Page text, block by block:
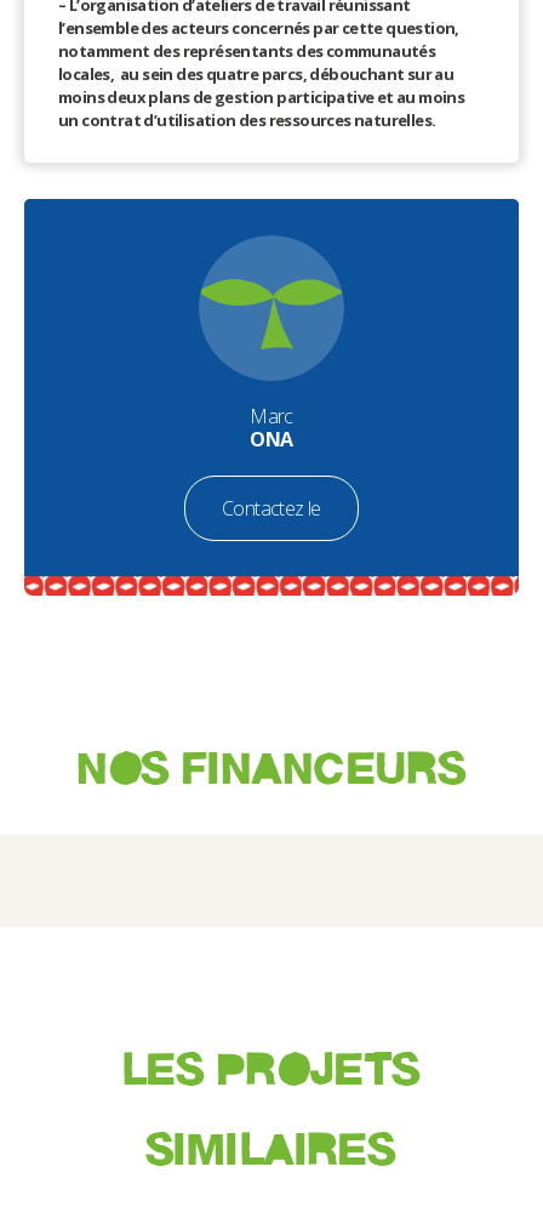
– L’organisation d’ateliers de travail réunissant
l’ensemble des acteurs concernés par cette question,
notamment des représentants des communautés
locales, au sein des quatre parcs, débouchant sur au
moins deux plans de gestion participative et au moins
un contrat d’utilisation des ressources naturelles.
Marc
ONA
Contactez le
NOS FINANCEURS
LES PROJETS
SIMILAIRES